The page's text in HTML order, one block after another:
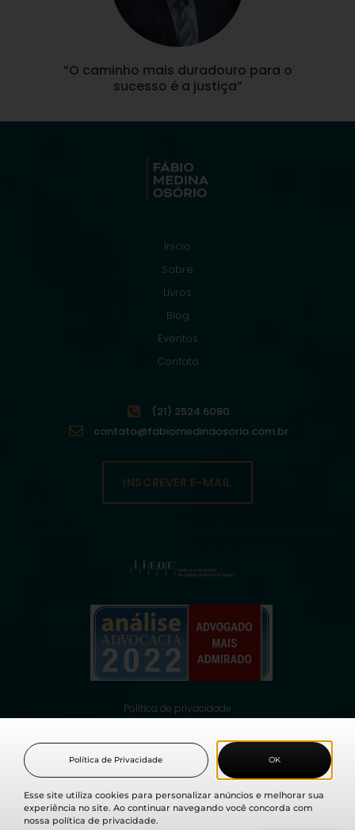
“O caminho mais duradouro para o
sucesso é a justiça”
Início
Sobre
Livros
Blog
Eventos
Contato
(21) 2524.6080
contato@fabiomedinaosorio.com.br
INSCREVER E-MAIL
Política de privacidade
© 2021 Fabio Medina Osorio, todos os direitos reservados.
Esse site utiliza cookies para personalizar anúncios e melhorar sua
experiência no site. Ao continuar navegando você concorda com
nossa política de privacidade.
OK
Política de Privacidade